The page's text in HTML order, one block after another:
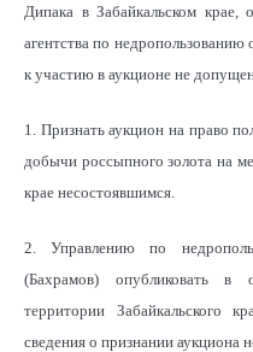
Дипака в Забайкальском крае,
агентства по
к участию в аукционе не
1. Признать аукцион на право
добычи россыпного золота на
крае несостоявшимся.
2. Управлению по
(Бахрамов) опубликовать в
территории Забайкальского
сведения о признании аукциона